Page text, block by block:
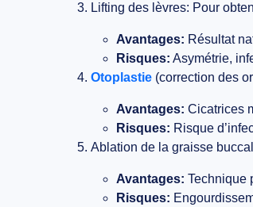
Lifting des lèvres: Pour
Avantages: Résultat
Risques: Asymétrie,
Otoplastie (correction des
Avantages: Cicatrices
Risques: Risque
Ablation de la graisse
Avantages: Technique
Risques: